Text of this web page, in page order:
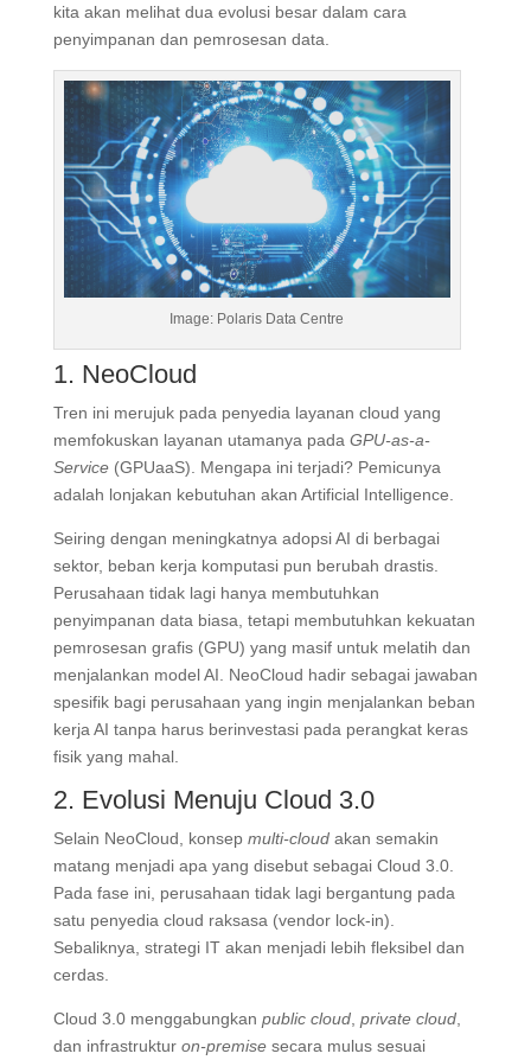
kita akan melihat dua evolusi besar dalam cara
penyimpanan dan pemrosesan data.
Image: Polaris Data Centre
1. NeoCloud
Tren ini merujuk pada penyedia layanan cloud yang
memfokuskan layanan utamanya pada GPU-as-a-
Service(GPUaaS) . Mengapa ini terjadi? Pemicunya
adalah lonjakan kebutuhan akan Artificial Intelligence.
Seiring dengan meningkatnya adopsi AI di berbagai
sektor, beban kerja komputasi pun berubah drastis.
Perusahaan tidak lagi hanya membutuhkan
penyimpanan data biasa, tetapi membutuhkan kekuatan
pemrosesan grafis (GPU) yang masif untuk melatih dan
menjalankan model AI . NeoCloud hadir sebagai jawaban
spesifik bagi perusahaan yang ingin menjalankan beban
kerja AI tanpa harus berinvestasi pada perangkat keras
fisik yang mahal.
2. Evolusi Menuju Cloud 3.0
Selain NeoCloud, konsep multi-cloudakan semakin
matang menjadi apa yang disebut sebagai Cloud 3.0.
Pada fase ini, perusahaan tidak lagi bergantung pada
satu penyedia cloud raksasa (vendor lock-in)
Sebaliknya, strategi IT akan menjadi lebih fleksibel dan
cerdas.
Cloud 3.0 menggabungkan public cloud, private cloud,
dan infrastruktur on-premisesecara mulus sesuai